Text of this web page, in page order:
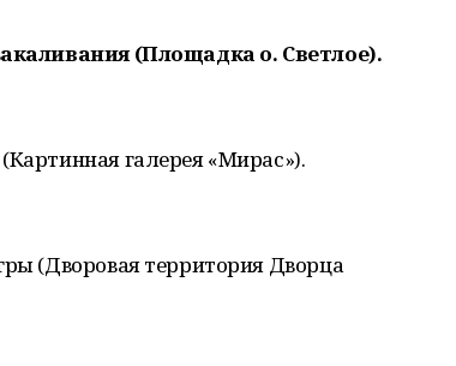
(Площадка о. Светлое).
галерея «Мирас»).
(Дворовая территория Дворца